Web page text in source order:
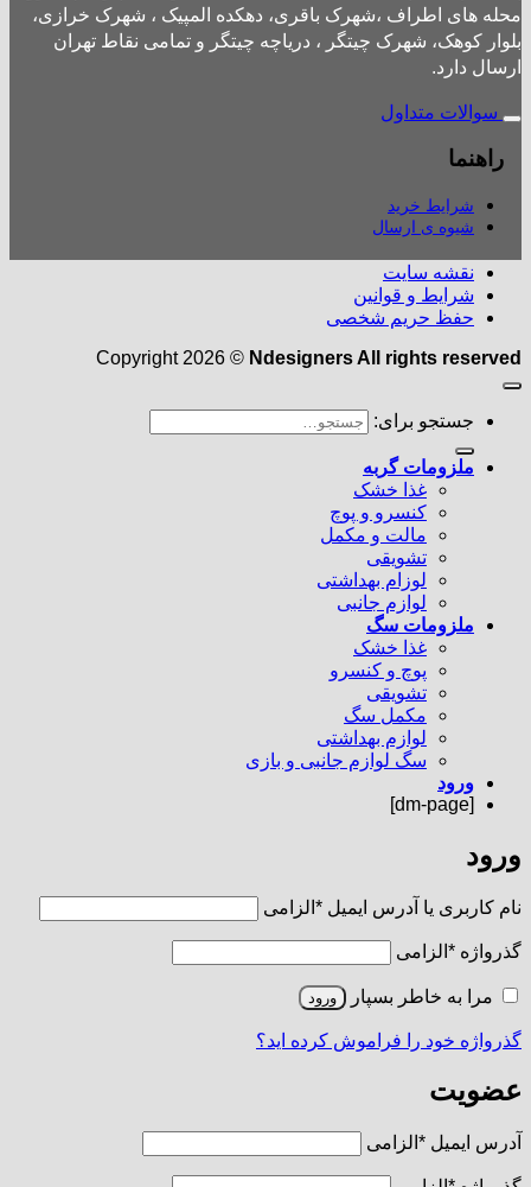
محله های اطراف ،شهرک باقری، دهکده المپیک ، شهرک خرازی،
بلوار کوهک، شهرک چیتگر ، دریاچه چیتگر و تمامی نقاط تهران
ارسال دارد.
سوالات متداول
راهنما
شرایط خرید
شیوه ی ارسال
نقشه سایت
شرایط و قوانین
حفظ حریم شخصی
Copyright 2026 © Ndesigners All rights reserved
جستجو برای:
ملزومات گربه
غذا خشک
کنسرو و پوچ
مالت و مکمل
تشویقی
لوزام بهداشتی
لوازم جانبی
ملزومات سگ
غذا خشک
پوچ و کنسرو
تشویقی
مکمل سگ
لوازم بهداشتی
سگ لوازم جانبی و بازی
ورود
[dm-page]
ورود
نام کاربری یا آدرس ایمیل * الزامی
گذرواژه * الزامی
مرا به خاطر بسپار ورود
گذرواژه خود را فراموش کرده اید؟
عضویت
آدرس ایمیل * الزامی